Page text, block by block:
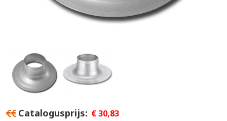
Catalogusprijs € 30,83